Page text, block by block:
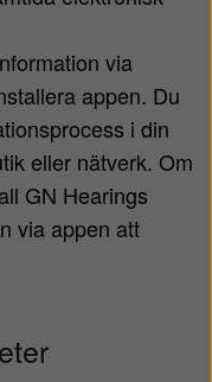
via
appen. Du
i din
eller nätverk. Om
GN Hearings
via appen att